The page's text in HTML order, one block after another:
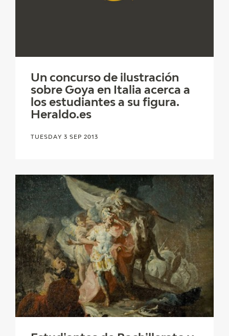
Un concurso de ilustración
sobre Goya en Italia acerca a
los estudiantes a su figura.
Heraldo.es
TUESDAY 3 SEP 2013